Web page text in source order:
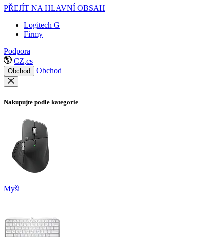
PŘEJÍT NA HLAVNÍ OBSAH
Logitech G
Firmy
Podpora
CZ,cs
Obchod Obchod
Nakupujte podle kategorie
Myši